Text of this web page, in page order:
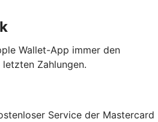
Wallet-App immer den
Zahlungen.
Service der Mastercard